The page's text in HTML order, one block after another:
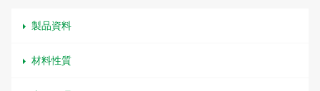
製品資料
材料性質